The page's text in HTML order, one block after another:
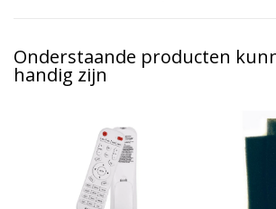
Onderstaande producten
handig zijn